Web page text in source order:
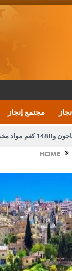
مجتمع إنجاز
منصة خدمة العلم
ومزيدا من التوفيق
HOME